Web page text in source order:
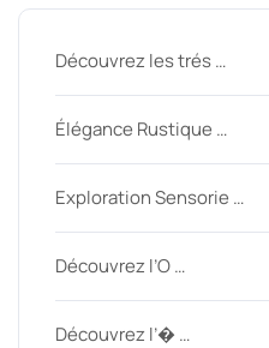
Découvrez les trés …
Élégance Rustique …
Exploration Sensorie …
Découvrez l’O …
Découvrez l’� …